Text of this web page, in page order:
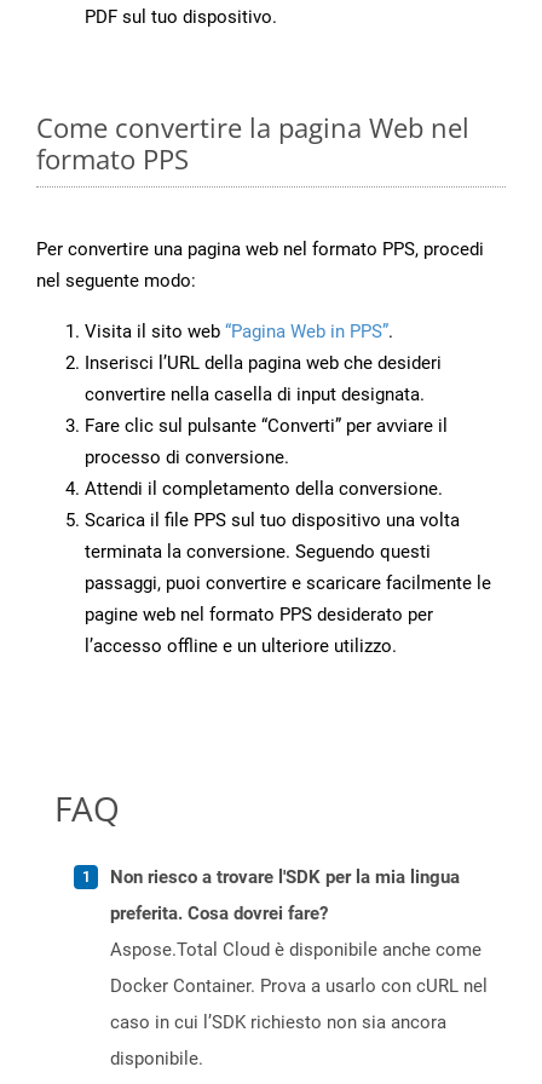
PDF sul tuo dispositivo.
Come convertire la pagina Web nel
formato PPS
Per convertire una pagina web nel formato PPS, procedi
nel seguente modo:
Visita il sito web “Pagina Web in PPS”.
Inserisci l’URL della pagina web che desideri
convertire nella casella di input designata.
Fare clic sul pulsante “Converti” per avviare il
processo di conversione.
Attendi il completamento della conversione.
Scarica il file PPS sul tuo dispositivo una volta
terminata la conversione. Seguendo questi
passaggi, puoi convertire e scaricare facilmente le
pagine web nel formato PPS desiderato per
l’accesso offline e un ulteriore utilizzo.
FAQ
Non riesco a trovare l'SDK per la mia lingua
preferita. Cosa dovrei fare?
Aspose.Total Cloud è disponibile anche come
Docker Container. Prova a usarlo con cURL nel
caso in cui l’SDK richiesto non sia ancora
disponibile.